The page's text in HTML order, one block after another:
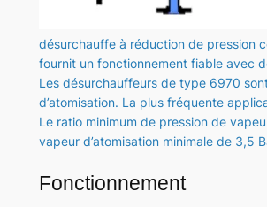
désurchauffe à réduction de pression
fournit un fonctionnement fiable avec
Les désurchauffeurs de type 6970
d’atomisation. La plus fréquente
Le ratio minimum de pression de
vapeur d’atomisation minimale de 3,5
Fonctionnement